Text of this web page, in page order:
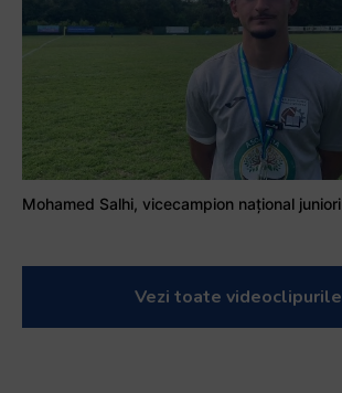
Vezi toate videoclipurile